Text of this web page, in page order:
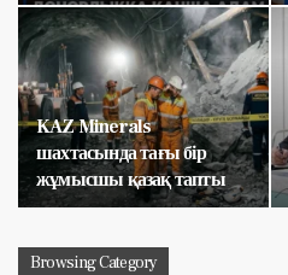
KAZ Minerals
шахтасында тағы бір
жұмысшы қазақ тапты
Browsing Category